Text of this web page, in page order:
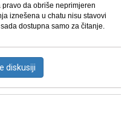
da obriše neprimjeren
iznešena u chatu nisu stavovi
dostupna samo za čitanje.
diskusiji